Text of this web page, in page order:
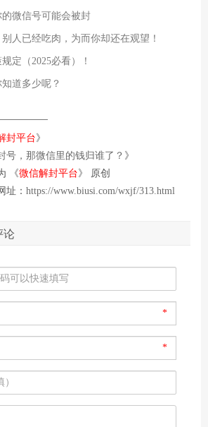
微信号可能会被封
人已经吃肉，为而你却还在观望！
定（2025必看）！
道多少呢？
封平台》
号，那微信里的钱归谁了？ 》
《微信解封平台》 原创
址： https://www.biusi.com/wxjf/313.html
论
*
*